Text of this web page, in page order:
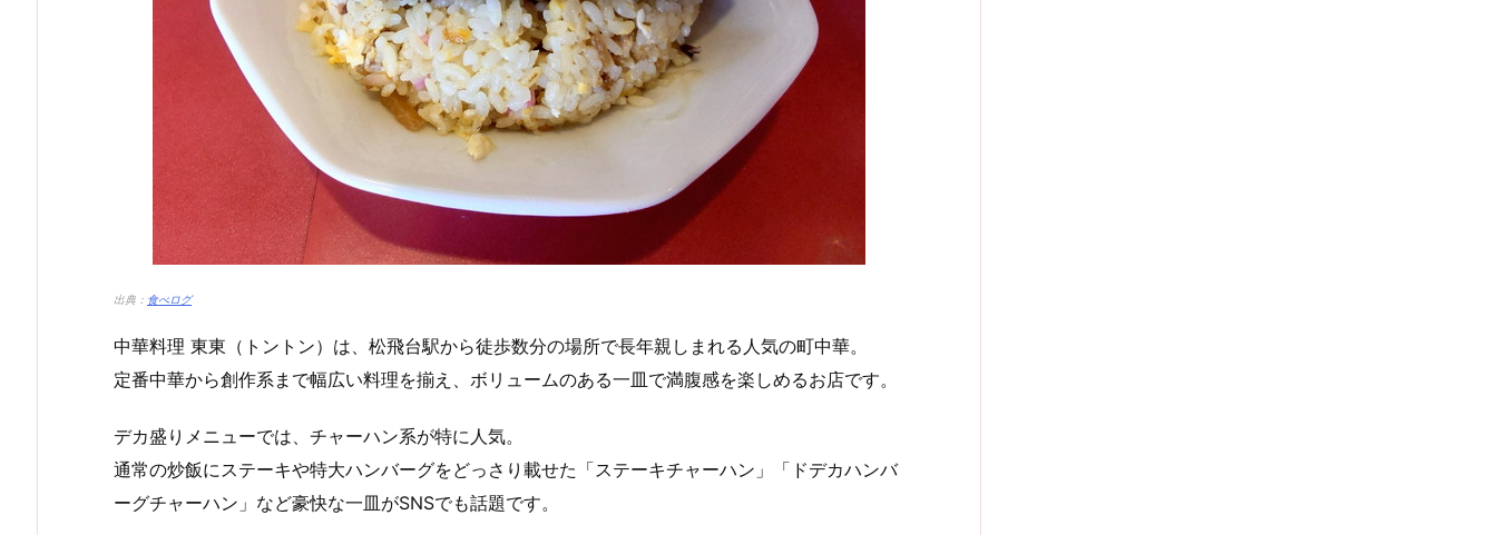
出典： 食べログ
中華料理 東東（トントン）は、松飛台駅から徒歩数分の場所で長年親しまれる人気の町中華。
定番中華から創作系まで幅広い料理を揃え、ボリュームのある一皿で満腹感を楽しめるお店です。
デカ盛りメニューでは、チャーハン系が特に人気。
通常の炒飯にステーキや特大ハンバーグをどっさり載せた「ステーキチャーハン」「ドデカハンバ
ーグチャーハン」など豪快な一皿がSNSでも話題です。